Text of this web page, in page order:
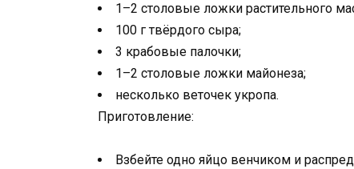
1–2 столовые ложки растительного
100 г твёрдого сыра;
3 крабовые палочки;
1–2 столовые ложки майонеза;
несколько веточек укропа.
Приготовление:
Взбейте одно яйцо венчиком и